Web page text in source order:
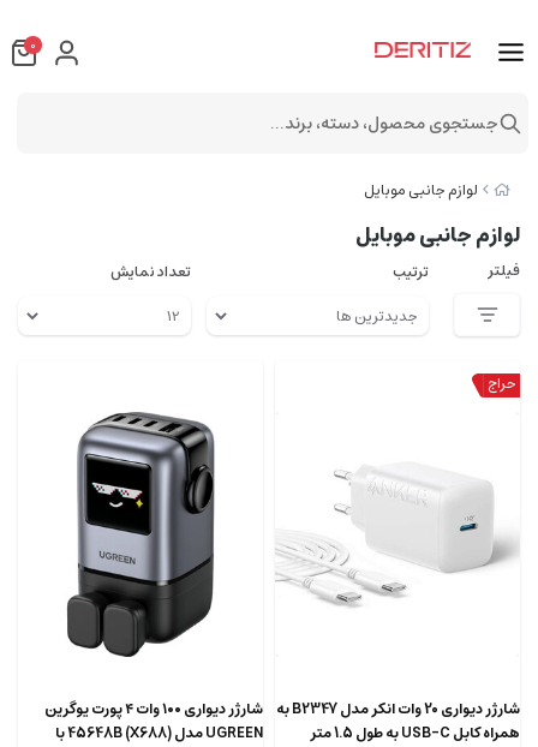
لوازم جانبی موبایل
لوازم جانبی موبایل
فیلتر ترتیب تعداد نمایش
شارژر دیواری 20 وات انکر مدل B2347 به
همراه کابل USB-C به طول 1.5 متر
شارژر دیواری ۱۰۰ وات ۴ پورت یوگرین
UGREEN مدل 45648B (X688) با
0
جستجوی محصول، دسته، برند...